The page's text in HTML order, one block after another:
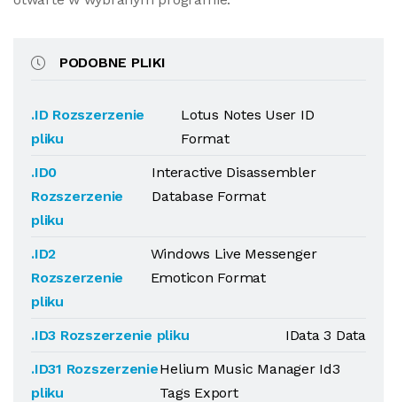
PODOBNE PLIKI
.ID Rozszerzenie
pliku
Lotus Notes User ID
Format
.ID0
Rozszerzenie
pliku
Interactive Disassembler
Database Format
.ID2
Rozszerzenie
pliku
Windows Live Messenger
Emoticon Format
.ID3 Rozszerzenie pliku
IData 3 Data
.ID31 Rozszerzenie
pliku
Helium Music Manager Id3
Tags Export